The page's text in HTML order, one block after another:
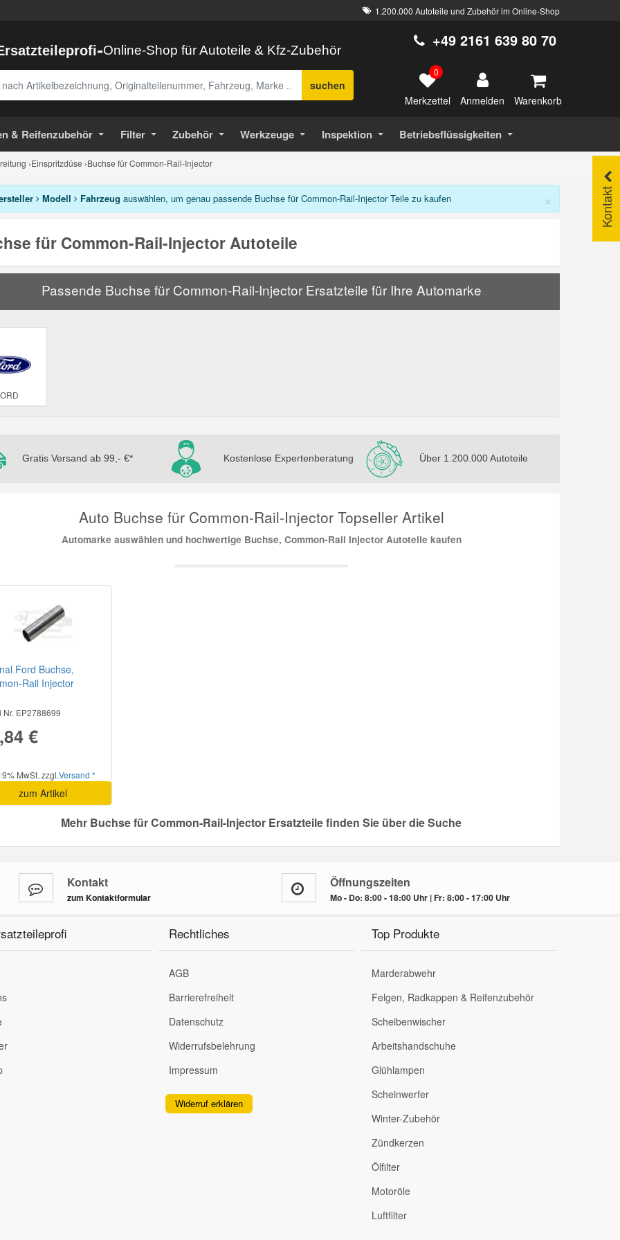
1.200.000 Autoteile und Zubehör im Online-Shop
-Online-Shop für Autoteile & Kfz-Zubehör
suchen
+49 2161 639 80 70
0
Merkzettel Anmelden Warenkorb
& Reifenzubehör Filter Zubehör Werkzeuge Inspektion Betriebsflüssigkeiten
›Einspritzdüse ›Buchse für Common-Rail-Injector
Kontakt
×
Modell Fahrzeug auswählen, um genau passende Buchse für Common-Rail-Injector Teile zu kaufen
für Common-Rail-Injector Autoteile
Passende Buchse für Common-Rail-Injector Ersatzteile für Ihre Automarke
Gratis Versand ab 99,- €* Kostenlose Expertenberatung Über 1.200.000 Autoteile
Auto Buchse für Common-Rail-Injector Topseller Artikel
Automarke auswählen und hochwertige Buchse, Common-Rail Injector Autoteile kaufen
Ford Buchse,
Rail Injector
Nr. EP2788699
€
MwSt. zzgl.Versand *
zum Artikel
Mehr Buchse für Common-Rail-Injector Ersatzteile finden Sie über die Suche
Kontakt
zum Kontaktformular
Öffnungszeiten
Mo - Do: 8:00 - 18:00 Uhr | Fr: 8:00 - 17:00 Uhr
Rechtliches
AGB
Barrierefreiheit
Datenschutz
Widerrufsbelehrung
Impressum
Widerruf erklären
Top Produkte
Marderabwehr
Felgen, Radkappen & Reifenzubehör
Scheibenwischer
Arbeitshandschuhe
Glühlampen
Scheinwerfer
Winter-Zubehör
Zündkerzen
Ölfilter
Motoröle
Luftfilter